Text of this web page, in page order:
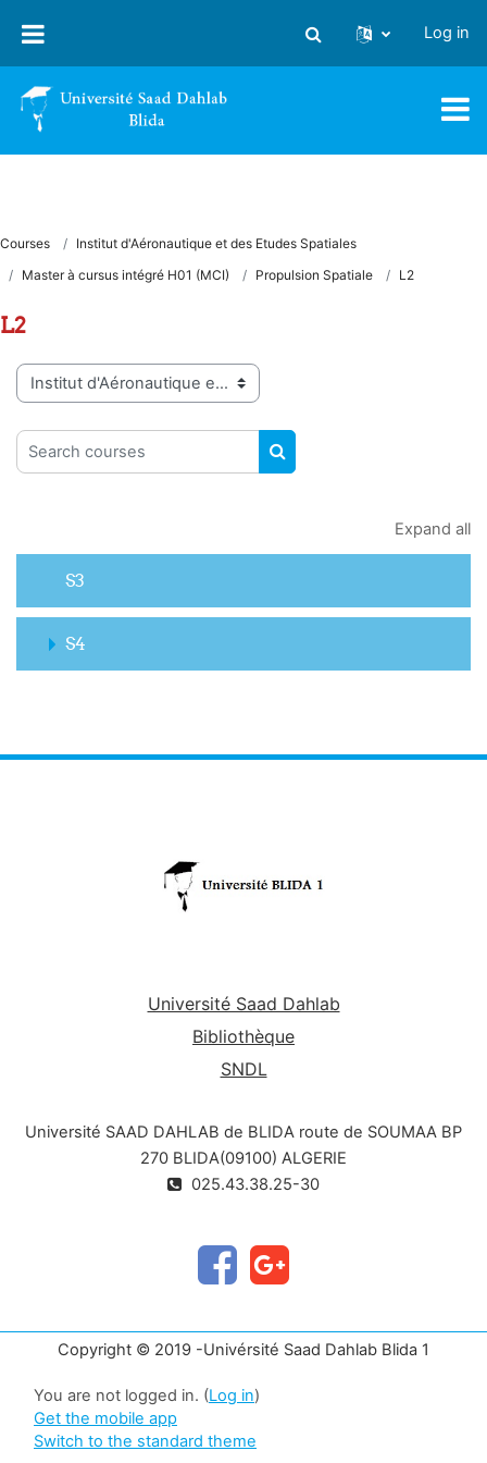
Toggle search input
Log in
Courses
Institut d'Aéronautique et des Etudes Spatiales
Master à cursus intégré H01 (MCI)
Propulsion Spatiale L2
L2
Course categories
Search courses
SEARCH COURSES
Expand all
S3
S4
Université Saad Dahlab
Bibliothèque
SNDL
Université SAAD DAHLAB de BLIDA route de SOUMAA BP
270 BLIDA(09100) ALGERIE
025.43.38.25-30
Copyright © 2019 -Univérsité Saad Dahlab Blida 1
You are not logged in. (Log in)
Get the mobile app
Switch to the standard theme